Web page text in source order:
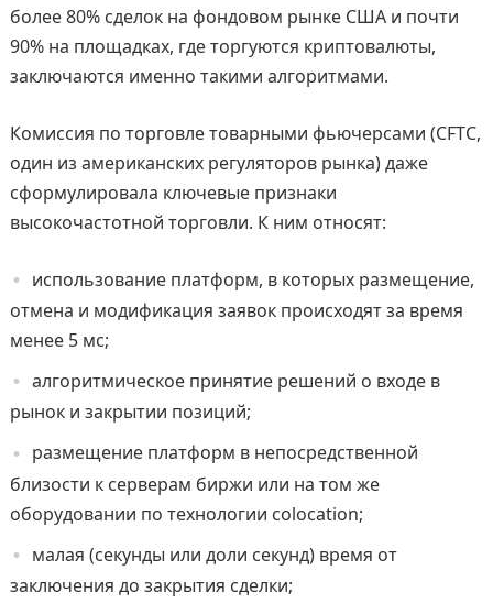
более 80% сделок на фондовом рынке США и почти
90% на площадках, где торгуются криптовалюты,
заключаются именно такими алгоритмами.
Комиссия по торговле товарными фьючерсами (CFTC,
один из американских регуляторов рынка) даже
сформулировала ключевые признаки
высокочастотной торговли. К ним относят:
использование платформ, в которых размещение,
отмена и модификация заявок происходят за время
менее 5 мс;
алгоритмическое принятие решений о входе в
рынок и закрытии позиций;
размещение платформ в непосредственной
близости к серверам биржи или на том же
оборудовании по технологии colocation;
малая (секунды или доли секунд) время от
заключения до закрытия сделки;